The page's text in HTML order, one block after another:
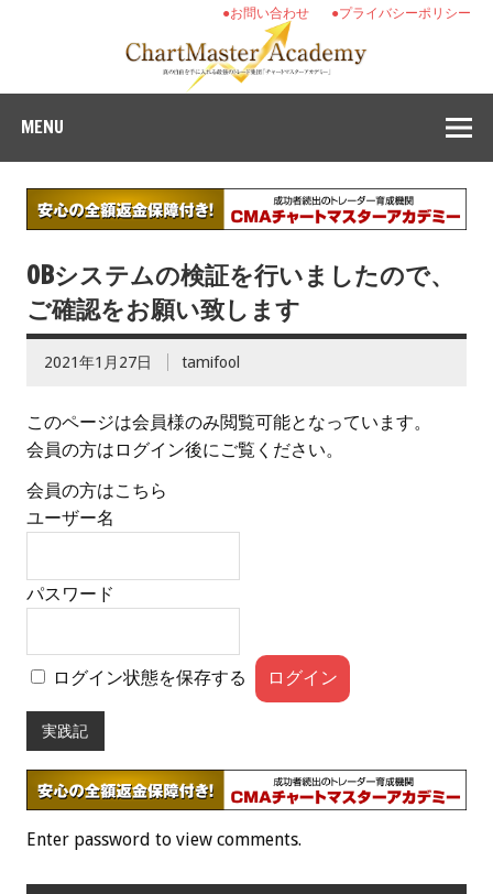
●プライバシーポリシー
●お問い合わせ
MENU
OBシステムの検証を行いましたので、
ご確認をお願い致します
2021年1月27日 tamifool
このページは会員様のみ閲覧可能となっています。
会員の方はログイン後にご覧ください。
会員の方はこちら
ユーザー名
パスワード
ログイン状態を保存する
実践記
Enter password to view comments.